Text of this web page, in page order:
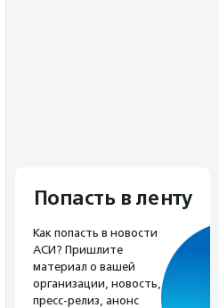
Попасть в ленту
Как попасть в новости
АСИ? Пришлите
материал о вашей
организации, новость,
пресс-релиз, анонс